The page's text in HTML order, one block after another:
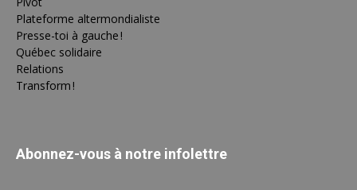
Plateforme altermondialiste
Presse-toi à gauche !
Québec solidaire
Relations
Transform !
Abonnez-vous à notre infolettre